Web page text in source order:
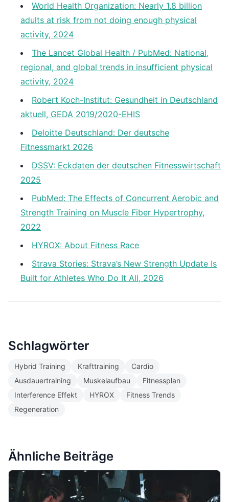
World Health Organization: Nearly 1.8 billion
adults at risk from not doing enough physical
activity, 2024
The Lancet Global Health / PubMed: National,
regional, and global trends in insufficient physical
activity, 2024
Robert Koch-Institut: Gesundheit in Deutschland
aktuell, GEDA 2019/2020-EHIS
Deloitte Deutschland: Der deutsche
Fitnessmarkt 2026
DSSV: Eckdaten der deutschen Fitnesswirtschaft
2025
PubMed: The Effects of Concurrent Aerobic and
Strength Training on Muscle Fiber Hypertrophy,
2022
HYROX: About Fitness Race
Strava Stories: Strava’s New Strength Update Is
Built for Athletes Who Do It All, 2026
Schlagwörter
Hybrid Training Krafttraining
Cardio
Ausdauertraining
Muskelaufbau
Fitnessplan
Interference Effekt
HYROX
Fitness Trends
Regeneration
Ähnliche Beiträge